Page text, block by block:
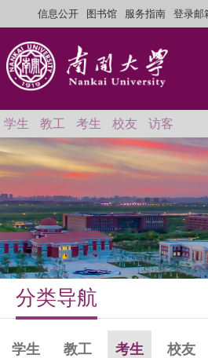
信息公开 图书馆 服务指南 登录邮
学生 教工 考生 校友 访客
分类导航
学生 教工 考生 校友